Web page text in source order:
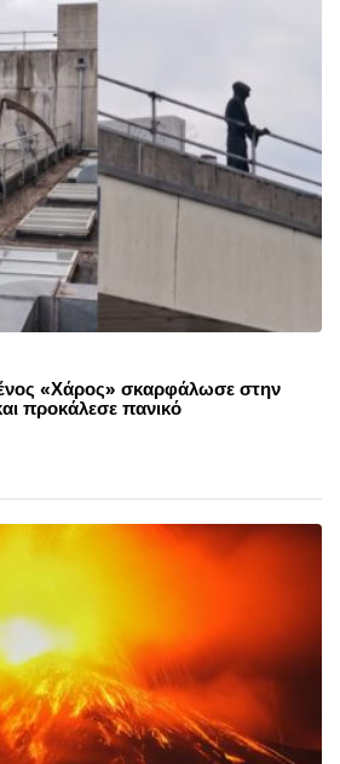
«Χάρος» σκαρφάλωσε στην
προκάλεσε πανικό